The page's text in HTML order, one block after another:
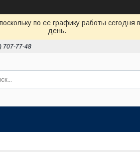
по ее графику работы
день.
707-77-48